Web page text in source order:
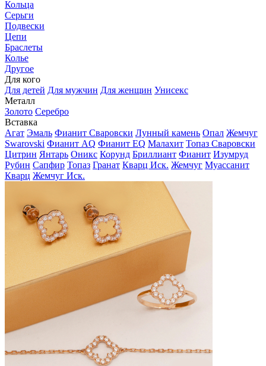
Кольца
Серьги
Подвески
Цепи
Браслеты
Колье
Другое
Для кого
Для детей Для мужчин Для женщин Унисекс
Металл
Золото Серебро
Вставка
Агат Эмаль Фианит Сваровски Лунный камень Опал Жемчуг
Swarovski Фианит AQ Фианит EQ Малахит Топаз Сваровски
Цитрин Янтарь Оникс Корунд Бриллиант Фианит Изумруд
Рубин Сапфир Топаз Гранат Кварц Иск. Жемчуг Муассанит
Кварц Жемчуг Иск.